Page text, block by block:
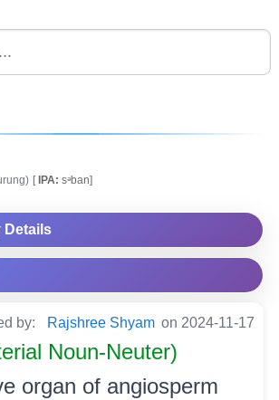
[IPA: sᵊban]
Details
by: Rajshree Shyam on 2024-11-17
Noun-Neuter)
organ of angiosperm